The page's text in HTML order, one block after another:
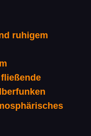
ruhigem